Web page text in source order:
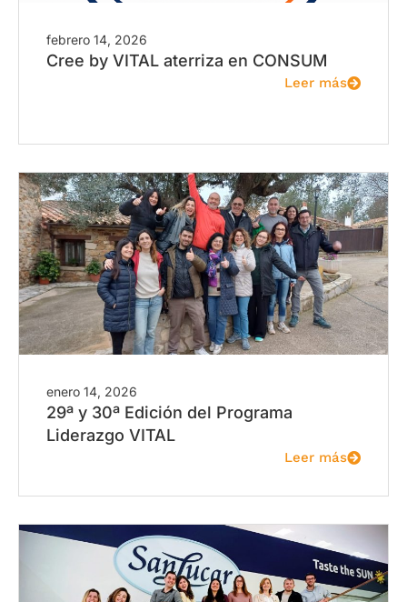
febrero 14, 2026
Cree by VITAL aterriza en CONSUM
Leer más
enero 14, 2026
29ª y 30ª Edición del Programa
Liderazgo VITAL
Leer más